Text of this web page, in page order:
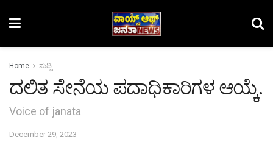
Home ಸುದ್ದಿ
ದಲಿತ ಸೇನೆಯ ಪದಾಧಿಕಾರಿಗಳ ಆಯ್ಕೆ.
Voice of janata
December 29, 2023